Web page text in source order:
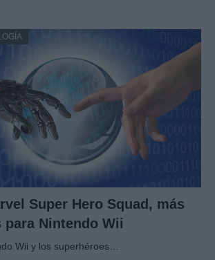
Super Hero Squad, más
para Nintendo Wii
Wii y los superhéroes…